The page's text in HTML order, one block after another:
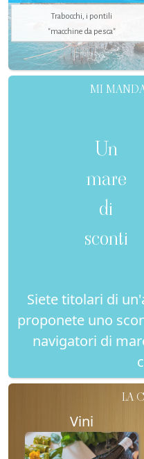
Trabocchi, i pontili
"macchine da pesca"
MI
Un
mare
di
sconti
Siete titolari di
proponete uno
navigatori di
LA
Vini